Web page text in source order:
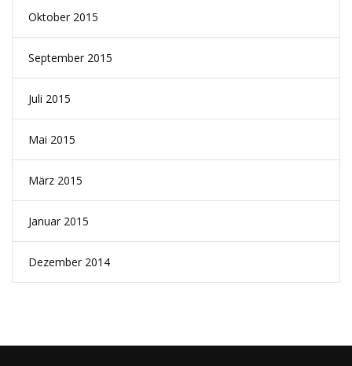
Oktober 2015
September 2015
Juli 2015
Mai 2015
März 2015
Januar 2015
Dezember 2014